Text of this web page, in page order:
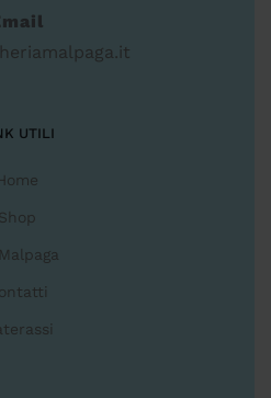
UTILI
Shop
Malpaga